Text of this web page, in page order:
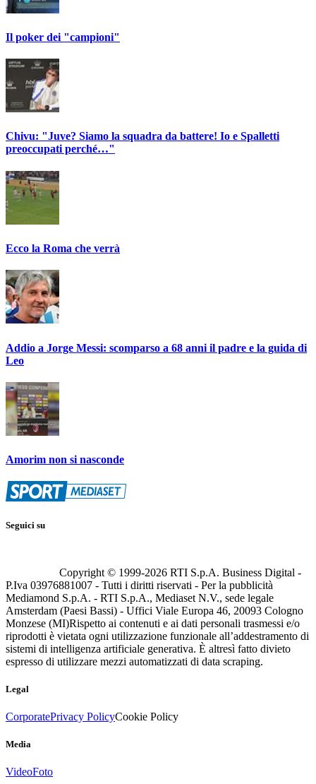
Il poker dei "campioni"
Chivu: "Juve? Siamo la squadra da battere! Io e Spalletti
preoccupati perché…"
Ecco la Roma che verrà
Addio a Jorge Messi: scomparso a 68 anni il padre e la guida di
Leo
Amorim non si nasconde
Seguici su
Copyright © 1999-2026 RTI S.p.A. Business Digital -
P.Iva 03976881007 - Tutti i diritti riservati - Per la pubblicità
Mediamond S.p.A. - RTI S.p.A., Mediaset N.V., sede legale
Amsterdam (Paesi Bassi) - Uffici Viale Europa 46, 20093 Cologno
Monzese (MI)Rispetto ai contenuti e ai dati personali trasmessi e/o
riprodotti è vietata ogni utilizzazione funzionale all’addestramento di
sistemi di intelligenza artificiale generativa. È altresì fatto divieto
espresso di utilizzare mezzi automatizzati di data scraping.
Legal
CorporatePrivacy PolicyCookie Policy
Media
VideoFoto